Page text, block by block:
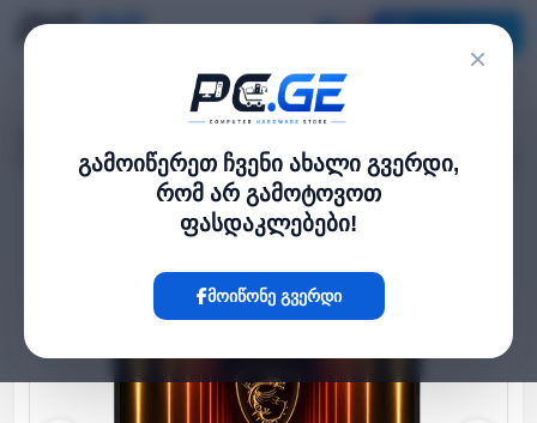
×
გამოიწერეთ ჩვენი ახალი გვერდი,
რომ არ გამოტოვოთ
ფასდაკლებები!
მოიწონე გვერდი
MSI Katana 15 15.6" FHD 144Hz i7-14650HX 32GB 1TB RTX 5050 (B14WEK)